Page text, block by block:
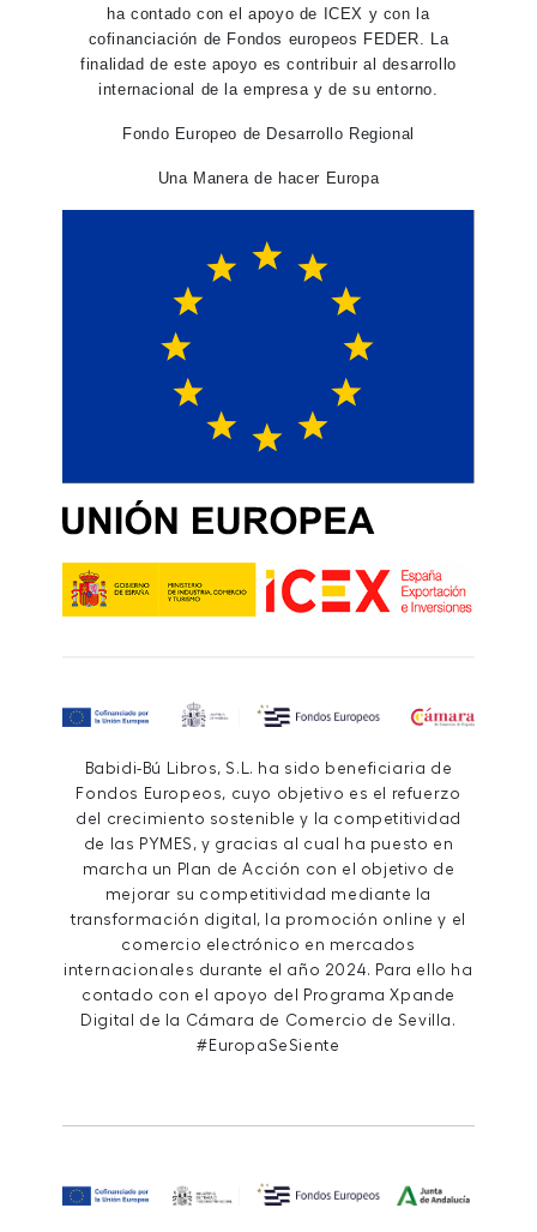
ha contado con el apoyo de ICEX y con la
cofinanciación de Fondos europeos FEDER. La
finalidad de este apoyo es contribuir al desarrollo
internacional de la empresa y de su entorno.
Fondo Europeo de Desarrollo Regional
Una Manera de hacer Europa
Babidi-Bú Libros, S.L. ha sido beneficiaria de
Fondos Europeos, cuyo objetivo es el refuerzo
del crecimiento sostenible y la competitividad
de las PYMES, y gracias al cual ha puesto en
marcha un Plan de Acción con el objetivo de
mejorar su competitividad mediante la
transformación digital, la promoción online y el
comercio electrónico en mercados
internacionales durante el año 2024. Para ello ha
contado con el apoyo del Programa Xpande
Digital de la Cámara de Comercio de Sevilla.
#EuropaSeSiente